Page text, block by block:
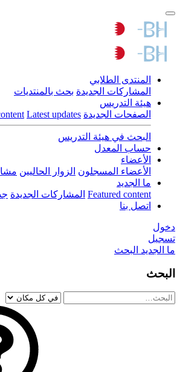
المنتدى الطلابي
المشاركات الجديدة بحث بالمنتديات
هيئة التدريس
الصفحات الجديدة Latest updates
البحث في هيئة التدريس
حساب المعدل
الأعضاء
الأعضاء المسجلون الزوار الحاليين
ما الجديد
Featured content المشاركات الجديدة
اتصل بنا
دخول
تسجيل
ما الجديد البحث
البحث